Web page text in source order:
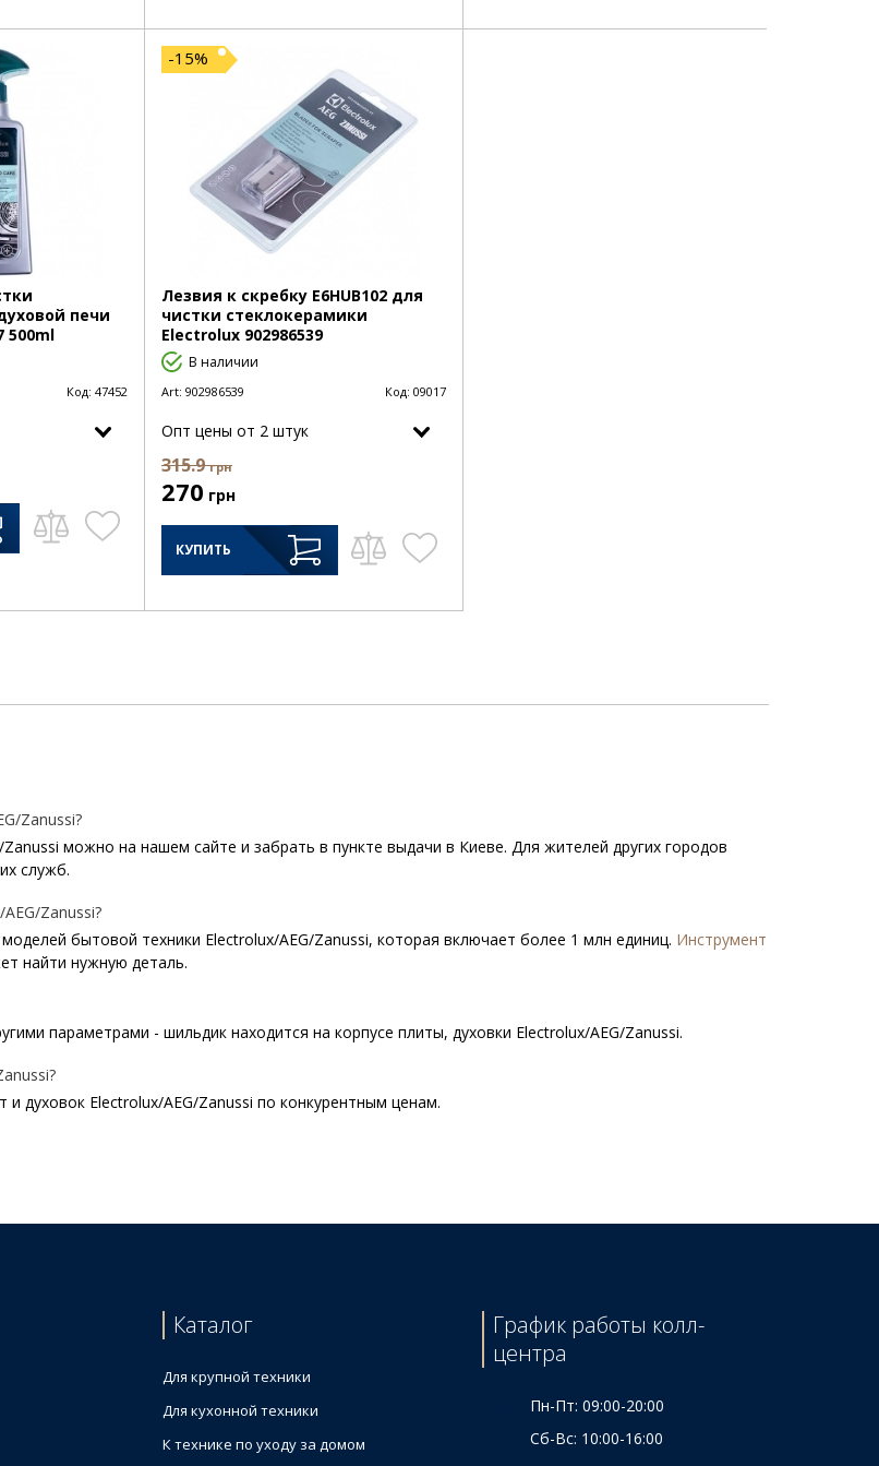
печи
500ml
Код: 47452
Лезвия к скребку E6HUB102 для
чистки стеклокерамики
Electrolux 902986539
-15%
В наличии
Art: 902986539 Код: 09017
Опт цены от 2 штук
315.9 грн
270 грн
КУПИТЬ
Zanussi?
можно на нашем сайте и забрать в пункте выдачи в Киеве. Для жителей других городов
служб.
Zanussi?
бытовой техники Electrolux/AEG/Zanussi, которая включает более 1 млн единиц. Инструмент
найти нужную деталь.
параметрами - шильдик находится на корпусе плиты, духовки Electrolux/AEG/Zanussi.
духовок Electrolux/AEG/Zanussi по конкурентным ценам.
300 ₴
902986539
Каталог
Для крупной техники
Для кухонной техники
К технике по уходу за домом
График работы колл-
центра
Пн-Пт: 09:00-20:00
Сб-Вс: 10:00-16:00